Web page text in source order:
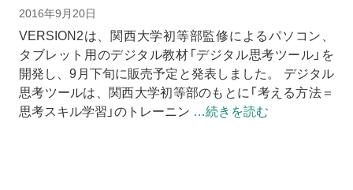
2016年9月20日
VERSION2は、関西大学初等部監修によるパソコン、
タブレット用のデジタル教材「デジタル思考ツール」を
開発し、9月下旬に販売予定と発表しました。 デジタル
思考ツールは、関西大学初等部のもとに「考える方法＝
思考スキル学習」のトレーニン …続きを読む